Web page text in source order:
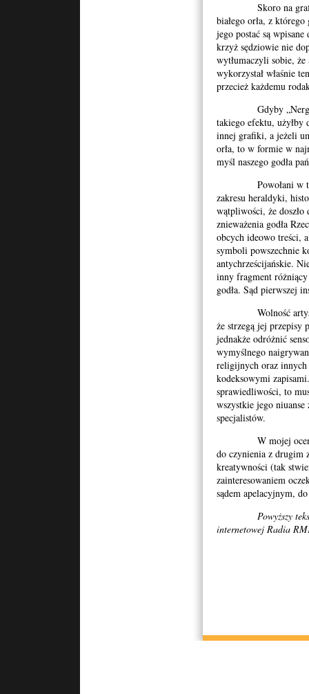
Skoro na grafice
białego orła, z
jego postać są
krzyż sędziowie nie
wytłumaczyli sobie,
wykorzystał właśnie
przecież każdemu
Gdyby
takiego efektu, użyłby
innej grafiki, a jeżeli
orła, to w formie w
myśl naszego godła
Powołani w toku
zakresu heraldyki,
wątpliwości, że doszło
znieważenia godła
obcych ideowo treści,
symboli powszechnie
antychrześcijańskie.
inny fragment
godła. Sąd pierwszej
Wolność
że strzegą jej przepisy
jednakże odróżnić
wymyślnego
religijnych oraz
kodeksowymi
sprawiedliwości, to
wszystkie jego
specjalistów.
W mojej ocenie
do czynienia z drugim
kreatywności (tak
zainteresowaniem
sądem apelacyjnym,
Powyższy
internetowej Radia